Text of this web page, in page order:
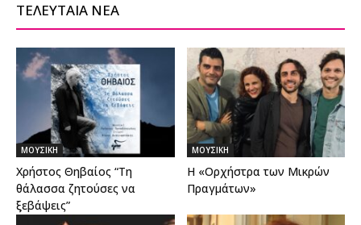
ΤΕΛΕΥΤΑΙΑ ΝΕΑ
ΜΟΥΣΙΚΗ
Χρήστος Θηβαίος “Τη
θάλασσα ζητούσες να
ξεβάψεις”
ΜΟΥΣΙΚΗ
Η «Ορχήστρα των Μικρών
Πραγμάτων»